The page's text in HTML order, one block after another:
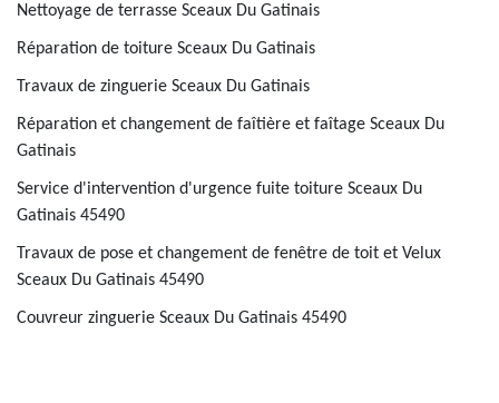
Nettoyage de terrasse Sceaux Du Gatinais
Réparation de toiture Sceaux Du Gatinais
Travaux de zinguerie Sceaux Du Gatinais
Réparation et changement de faîtière et faîtage Sceaux Du
Gatinais
Service d'intervention d'urgence fuite toiture Sceaux Du
Gatinais 45490
Travaux de pose et changement de fenêtre de toit et Velux
Sceaux Du Gatinais 45490
Couvreur zinguerie Sceaux Du Gatinais 45490